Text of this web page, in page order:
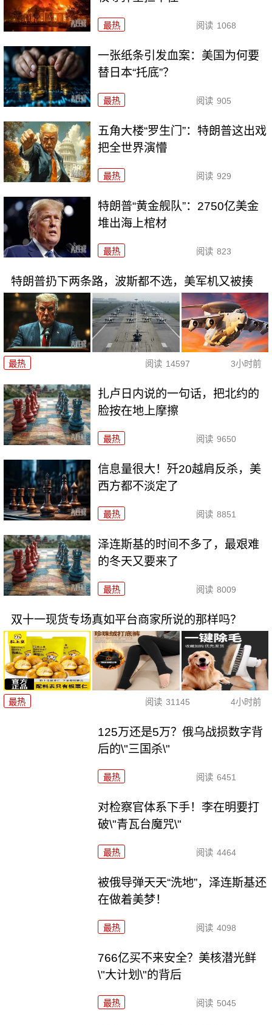
最热 阅读 1068
一张纸条引发血案：美国为何要
替日本“托底”？
最热 阅读 905
五角大楼“罗生门”：特朗普这出戏
把全世界演懵
最热 阅读 929
特朗普“黄金舰队”：2750亿美金
堆出海上棺材
最热 阅读 823
特朗普扔下两条路，波斯都不选，美军机又被揍
最热 阅读 14597 3小时前
扎卢日内说的一句话，把北约的
脸按在地上摩擦
最热 阅读 9650
信息量很大！歼20越肩反杀，美
西方都不淡定了
最热 阅读 8851
泽连斯基的时间不多了，最艰难
的冬天又要来了
最热 阅读 8009
双十一现货专场真如平台商家所说的那样吗？
最热 阅读 31145 4小时前
125万还是5万？俄乌战损数字背
后的\"三国杀\"
最热 阅读 6451
对检察官体系下手！李在明要打
破\"青瓦台魔咒\"
最热 阅读 4464
被俄导弹天天“洗地”，泽连斯基还
在做着美梦！
最热 阅读 4098
766亿买不来安全？美核潜光鲜
\"大计划\"的背后
最热 阅读 5045